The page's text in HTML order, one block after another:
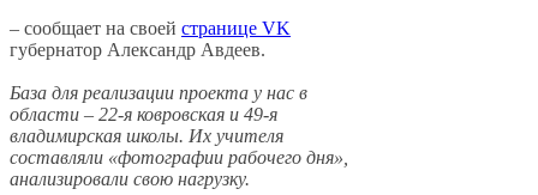
– сообщает на своей странице VK
губернатор Александр Авдеев.
База для реализации проекта у нас в
области – 22-я ковровская и 49-я
владимирская школы. Их учителя
составляли «фотографии рабочего дня»,
анализировали свою нагрузку.